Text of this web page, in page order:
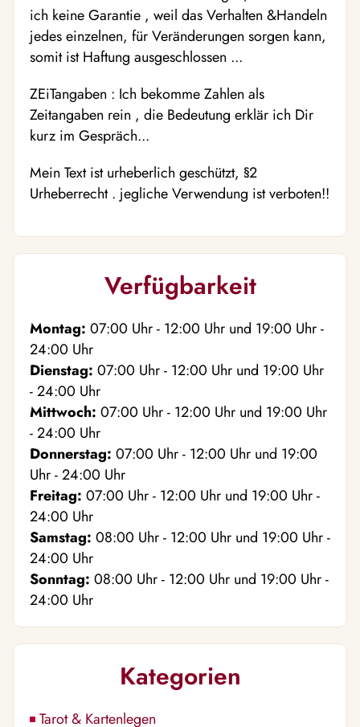
ich keine Garantie , weil das Verhalten &Handeln
jedes einzelnen, für Veränderungen sorgen kann,
somit ist Haftung ausgeschlossen ...
ZEiTangaben : Ich bekomme Zahlen als
Zeitangaben rein , die Bedeutung erklär ich Dir
kurz im Gespräch...
Mein Text ist urheberlich geschützt, §2
Urheberrecht . jegliche Verwendung ist verboten!!
Verfügbarkeit
Montag: 07:00 Uhr- 12:00 Uhr und 19:00 Uhr-
24:00 Uhr
Dienstag: 07:00 Uhr- 12:00 Uhr und 19:00 Uhr
- 24:00 Uhr
Mittwoch: 07:00 Uhr- 12:00 Uhr und 19:00 Uhr
- 24:00 Uhr
Donnerstag: 07:00 Uhr- 12:00 Uhr und 19:00
Uhr- 24:00 Uhr
Freitag: 07:00 Uhr- 12:00 Uhr und 19:00 Uhr-
24:00 Uhr
Samstag: 08:00 Uhr- 12:00 Uhr und 19:00 Uhr-
24:00 Uhr
Sonntag: 08:00 Uhr- 12:00 Uhr und 19:00 Uhr-
24:00 Uhr
Kategorien
Tarot & Kartenlegen